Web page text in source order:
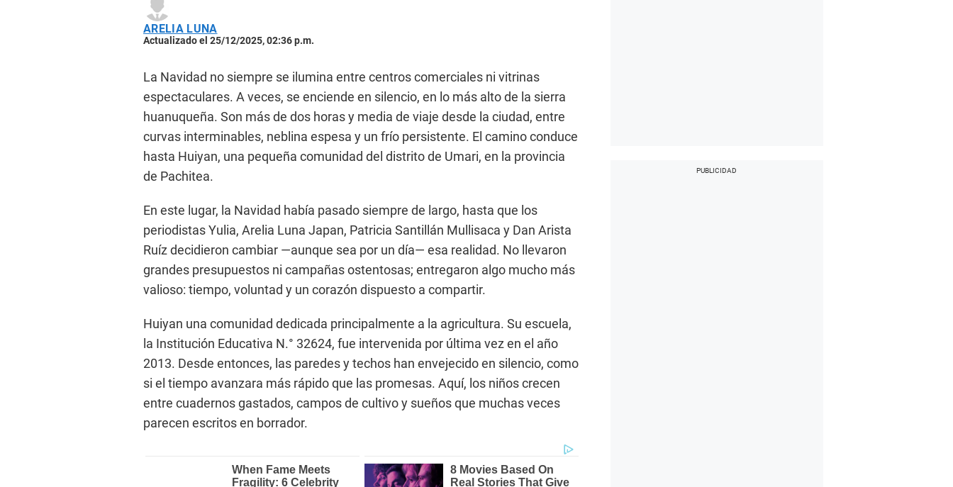
ARELIA LUNA
Actualizado el 25/12/2025, 02:36 p.m.
La Navidad no siempre se ilumina entre centros comerciales ni vitrinas
espectaculares. A veces, se enciende en silencio, en lo más alto de la sierra
huanuqueña. Son más de dos horas y media de viaje desde la ciudad, entre
curvas interminables, neblina espesa y un frío persistente. El camino conduce
hasta Huiyan, una pequeña comunidad del distrito de Umari, en la provincia
de Pachitea.
En este lugar, la Navidad había pasado siempre de largo, hasta que los
periodistas Yulia, Arelia Luna Japan, Patricia Santillán Mullisaca y Dan Arista
Ruíz decidieron cambiar —aunque sea por un día— esa realidad. No llevaron
grandes presupuestos ni campañas ostentosas; entregaron algo mucho más
valioso: tiempo, voluntad y un corazón dispuesto a compartir.
Huiyan una comunidad dedicada principalmente a la agricultura. Su escuela,
la Institución Educativa N.° 32624, fue intervenida por última vez en el año
2013. Desde entonces, las paredes y techos han envejecido en silencio, como
si el tiempo avanzara más rápido que las promesas. Aquí, los niños crecen
entre cuadernos gastados, campos de cultivo y sueños que muchas veces
parecen escritos en borrador.